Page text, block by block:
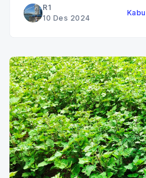
penetapan hasil Pilkada
R1
10 Des 2024